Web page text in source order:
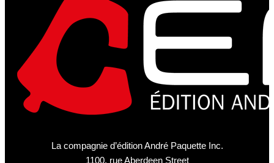
La compagnie d’édition André Paquette Inc.
1100, rue Aberdeen Street